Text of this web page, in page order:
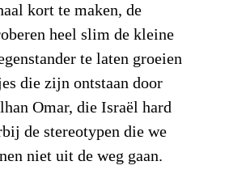
kort te maken, de
heel slim de kleine
te laten groeien
die zijn ontstaan door
Omar, die Israël hard
de stereotypen die we
niet uit de weg gaan.